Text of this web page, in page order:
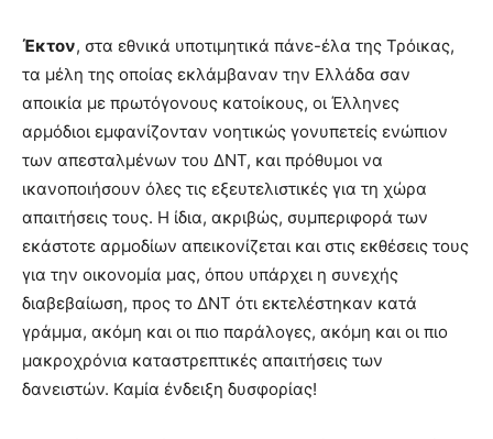
Έκτον, στα εθνικά υποτιμητικά πάνε-έλα της Τρόικας,
τα μέλη της οποίας εκλάμβαναν την Ελλάδα σαν
αποικία με πρωτόγονους κατοίκους, οι Έλληνες
αρμόδιοι εμφανίζονταν νοητικώς γονυπετείς ενώπιον
των απεσταλμένων του ΔΝΤ, και πρόθυμοι να
ικανοποιήσουν όλες τις εξευτελιστικές για τη χώρα
απαιτήσεις τους. Η ίδια, ακριβώς, συμπεριφορά των
εκάστοτε αρμοδίων απεικονίζεται και στις εκθέσεις τους
για την οικονομία μας, όπου υπάρχει η συνεχής
διαβεβαίωση, προς το ΔΝΤ ότι εκτελέστηκαν κατά
γράμμα, ακόμη και οι πιο παράλογες, ακόμη και οι πιο
μακροχρόνια καταστρεπτικές απαιτήσεις των
δανειστών. Καμία ένδειξη δυσφορίας!